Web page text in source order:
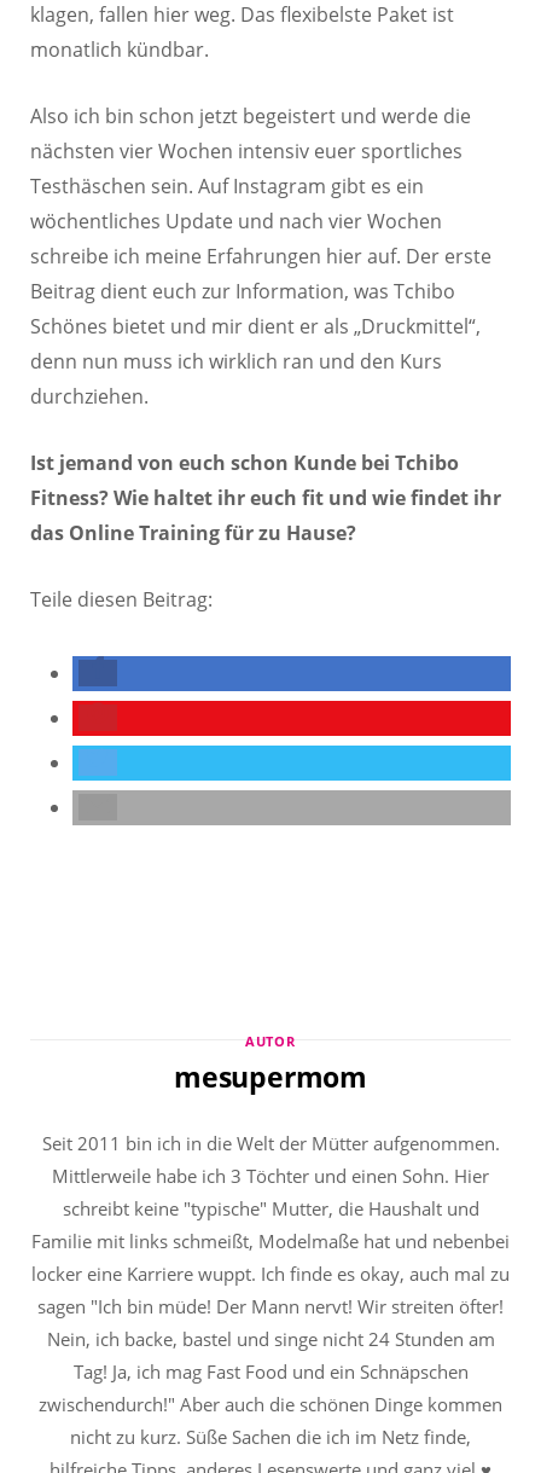
klagen, fallen hier weg. Das flexibelste Paket ist
monatlich kündbar.
Also ich bin schon jetzt begeistert und werde die
nächsten vier Wochen intensiv euer sportliches
Testhäschen sein. Auf Instagram gibt es ein
wöchentliches Update und nach vier Wochen
schreibe ich meine Erfahrungen hier auf. Der erste
Beitrag dient euch zur Information, was Tchibo
Schönes bietet und mir dient er als „Druckmittel“,
denn nun muss ich wirklich ran und den Kurs
durchziehen.
Ist jemand von euch schon Kunde bei Tchibo
Fitness? Wie haltet ihr euch fit und wie findet ihr
das Online Training für zu Hause?
Teile diesen Beitrag:
AUTOR
mesupermom
Seit 2011 bin ich in die Welt der Mütter aufgenommen.
Mittlerweile habe ich 3 Töchter und einen Sohn. Hier
schreibt keine "typische" Mutter, die Haushalt und
Familie mit links schmeißt, Modelmaße hat und nebenbei
locker eine Karriere wuppt. Ich finde es okay, auch mal zu
sagen "Ich bin müde! Der Mann nervt! Wir streiten öfter!
Nein, ich backe, bastel und singe nicht 24 Stunden am
Tag! Ja, ich mag Fast Food und ein Schnäpschen
zwischendurch!" Aber auch die schönen Dinge kommen
nicht zu kurz. Süße Sachen die ich im Netz finde,